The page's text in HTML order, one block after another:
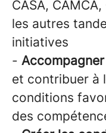
CASA,
les autres
initiatives
-
et contribuer à
conditions
des